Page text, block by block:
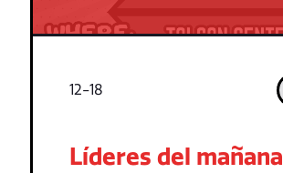
12-18
Líderes del mañana